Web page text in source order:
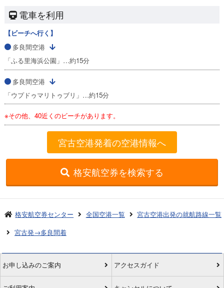
電車を利用
【ビーチへ行く】
多良間空港
「ふる里海浜公園」…約15分
多良間空港
「ウプドゥマリトゥブリ」…約15分
※その他、40近くのビーチがあります。
宮古空港発着の空港情報へ
格安航空券を検索する
格安航空券センター 全国空港一覧
宮古空港出発の就航路線一覧
宮古発→多良間着
お申し込みのご案内 アクセスガイド